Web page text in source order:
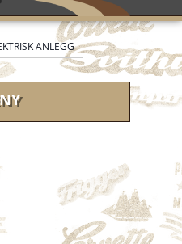
ANLEGG
MM.